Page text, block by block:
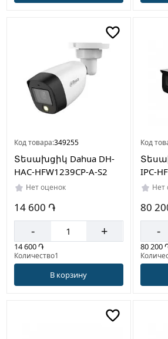
Код товара:349255
Տեսախցիկ Dahua DH-
HAC-HFW1239CP-A-S2
Нет оценок
14 600 ֏
- +
14 600 ֏
Количество1
В корзину
Код
IPC-
Нет
80
-
80 200